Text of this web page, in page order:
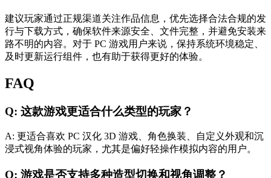
建议玩家通过正规渠道关注作品信息，优先选择合法合规的发
行与下载方式，确保软件来源安全、文件完整，并避免安装来
路不明的内容。对于 PC 游戏用户来说，保持系统环境稳定、
及时更新运行组件，也有助于获得更好的体验。
FAQ
Q: 这款游戏更适合什么类型的玩家？
A: 更适合喜欢 PC 汉化 3D 游戏、角色换装、自定义外观和沉
浸式视角体验的玩家，尤其是偏好轻操作模拟内容的用户。
Q: 游戏是否支持多种造型切换和视角调整？